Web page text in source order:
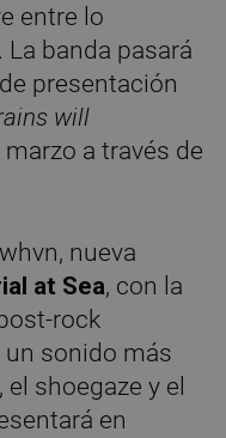
entre lo
banda pasará
presentación
will
a través de
nueva
at Sea, con la
rock
sonido más
shoegaze y el
en